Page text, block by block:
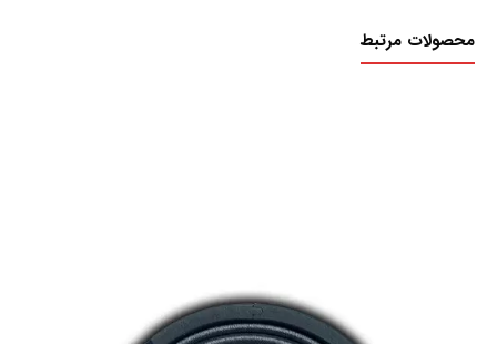
محصولات مرتبط